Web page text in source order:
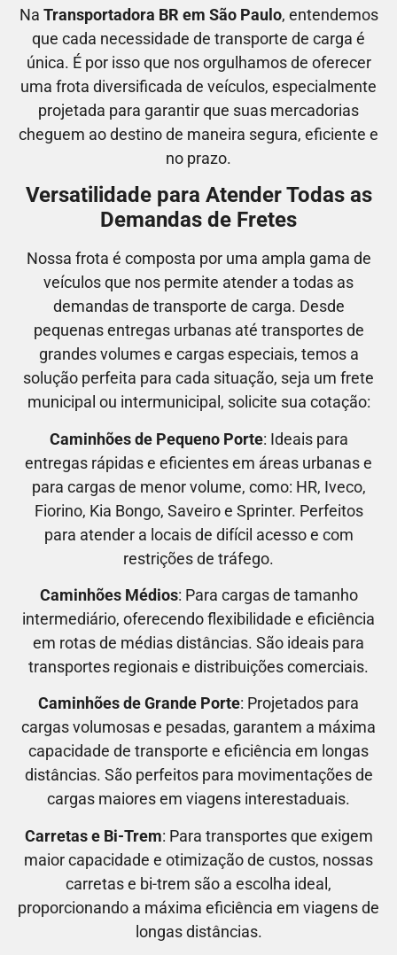
Na Transportadora BR em São Paulo, entendemos
que cada necessidade de transporte de carga é
única. É por isso que nos orgulhamos de oferecer
uma frota diversificada de veículos, especialmente
projetada para garantir que suas mercadorias
cheguem ao destino de maneira segura, eficiente e
no prazo.
Versatilidade para Atender Todas as
Demandas de Fretes
Nossa frota é composta por uma ampla gama de
veículos que nos permite atender a todas as
demandas de transporte de carga. Desde
pequenas entregas urbanas até transportes de
grandes volumes e cargas especiais, temos a
solução perfeita para cada situação, seja um frete
municipal ou intermunicipal, solicite sua cotação:
Caminhões de Pequeno Porte: Ideais para
entregas rápidas e eficientes em áreas urbanas e
para cargas de menor volume, como: HR, Iveco,
Fiorino, Kia Bongo, Saveiro e Sprinter. Perfeitos
para atender a locais de difícil acesso e com
restrições de tráfego.
Caminhões Médios: Para cargas de tamanho
intermediário, oferecendo flexibilidade e eficiência
em rotas de médias distâncias. São ideais para
transportes regionais e distribuições comerciais.
Caminhões de Grande Porte: Projetados para
cargas volumosas e pesadas, garantem a máxima
capacidade de transporte e eficiência em longas
distâncias. São perfeitos para movimentações de
cargas maiores em viagens interestaduais.
Carretas e Bi-Trem: Para transportes que exigem
maior capacidade e otimização de custos, nossas
carretas e bi-trem são a escolha ideal,
proporcionando a máxima eficiência em viagens de
longas distâncias.